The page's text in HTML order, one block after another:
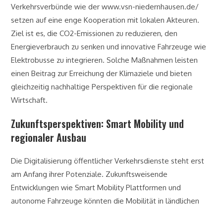
Verkehrsverbünde wie der www.vsn-niedernhausen.de/
setzen auf eine enge Kooperation mit lokalen Akteuren.
Ziel ist es, die CO2-Emissionen zu reduzieren, den
Energieverbrauch zu senken und innovative Fahrzeuge wie
Elektrobusse zu integrieren. Solche Maßnahmen leisten
einen Beitrag zur Erreichung der Klimaziele und bieten
gleichzeitig nachhaltige Perspektiven für die regionale
Wirtschaft.
Zukunftsperspektiven: Smart Mobility und
regionaler Ausbau
Die Digitalisierung öffentlicher Verkehrsdienste steht erst
am Anfang ihrer Potenziale. Zukunftsweisende
Entwicklungen wieSmart Mobility Plattformen und
autonome Fahrzeuge könnten die Mobilität in ländlichen